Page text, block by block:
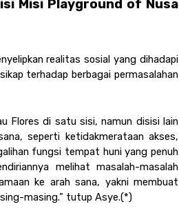
Misi Playground of Nusa
realitas sosial yang dihadapi
terhadap berbagai permasalahan
Flores di satu sisi, namun disisi lain
seperti ketidakmerataan akses,
fungsi tempat huni yang penuh
melihat masalah-masalah
ke arah sana, yakni membuat
masing.” tutup Asye.(*)